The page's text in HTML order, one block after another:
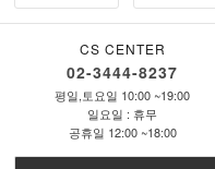
CS CENTER
02-3444-8237
평일,토요일 10:00 ~19:00
일요일 : 휴무
공휴일 12:00 ~18:00